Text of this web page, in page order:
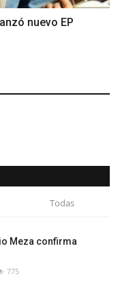
nuevo EP
Todas
Meza confirma
775